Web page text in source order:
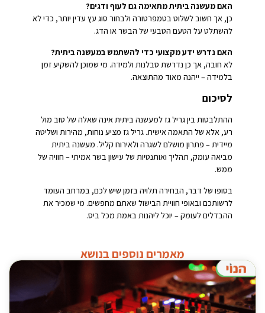
האם מעשנה ביתית מתאימה גם לעוף ודגים?
כן, אך חשוב לשלוט בטמפרטורה ולבחור סוג עץ עדין יותר, כדי לא
להשתלט על הטעם הטבעי של הבשר או הדג.
האם נדרש ידע מקצועי כדי להשתמש במעשנה ביתית?
לא חובה, אך כן נדרשת סבלנות ולמידה. מי שמוכן להשקיע זמן
בלמידה – ייהנה מאוד מהתוצאה.
לסיכום
ההתלבטות בין גריל גז למעשנה ביתית אינה שאלה של טוב מול
רע, אלא של התאמה אישית. גריל גז מציע נוחות, מהירות ושליטה
מיידית – פתרון מושלם לשגרה ולאירוח קליל. מעשנה ביתית
מביאה עומק, תהליך ואותנטיות של עישון בשר אמיתי – חוויה של
ממש.
בסופו של דבר, הבחירה תלויה בזמן שיש לכם, במרחב העומד
לרשותכם ובאופי חוויית הבישול שאתם מחפשים. מי שמכיר את
ההבדלים לעומק – יוכל ליהנות באמת מכל ביס.
מאמרים נוספים בנושא